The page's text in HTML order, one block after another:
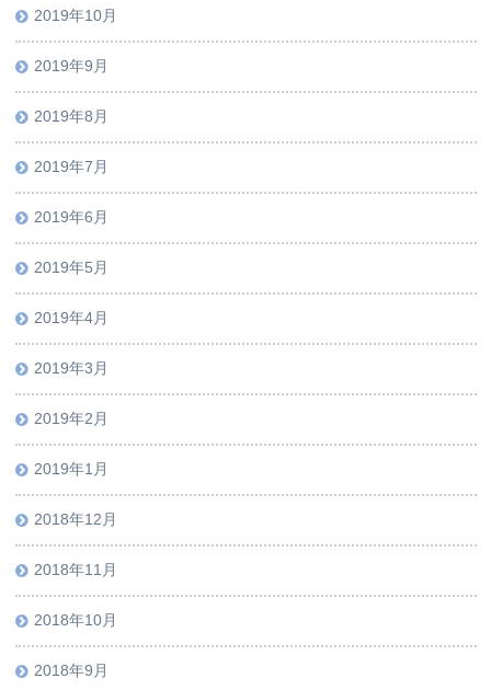
2019年10月
2019年9月
2019年8月
2019年7月
2019年6月
2019年5月
2019年4月
2019年3月
2019年2月
2019年1月
2018年12月
2018年11月
2018年10月
2018年9月